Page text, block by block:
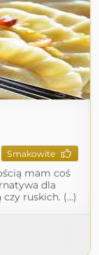
Smakowite
mam coś
dla
ruskich. (...)